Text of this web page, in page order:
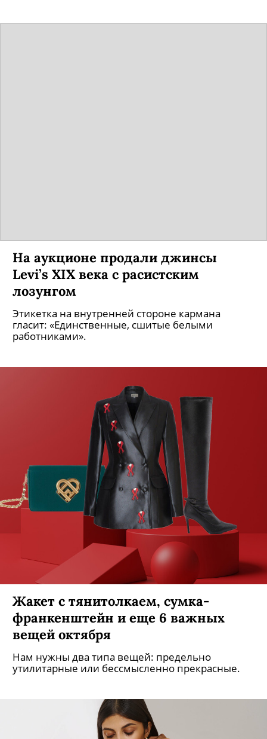
На аукционе продали джинсы
Levi’s XIX века с расистским
лозунгом
Этикетка на внутренней стороне кармана
гласит: «Единственные, сшитые белыми
работниками».
Жакет с тянитолкаем, сумка-
франкенштейн и еще 6 важных
вещей октября
Нам нужны два типа вещей: предельно
утилитарные или бессмысленно прекрасные.